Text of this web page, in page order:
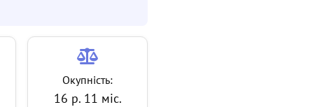
Окупність:
16 р. 11 міс.